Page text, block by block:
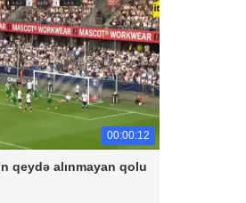
00:00:12
qeydə alınmayan qolu